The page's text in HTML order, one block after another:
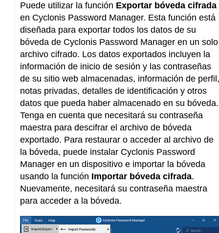
Puede utilizar la función Exportar bóveda cifrada
en Cyclonis Password Manager. Esta función está
diseñada para exportar todos los datos de su
bóveda de Cyclonis Password Manager en un solo
archivo cifrado. Los datos exportados incluyen la
información de inicio de sesión y las contraseñas
de su sitio web almacenadas, información de perfil,
notas privadas, detalles de identificación y otros
datos que pueda haber almacenado en su bóveda.
Tenga en cuenta que necesitará su contraseña
maestra para descifrar el archivo de bóveda
exportado. Para restaurar o acceder al archivo de
la bóveda, puede instalar Cyclonis Password
Manager en un dispositivo e importar la bóveda
usando la función Importar bóveda cifrada.
Nuevamente, necesitará su contraseña maestra
para acceder a la bóveda.